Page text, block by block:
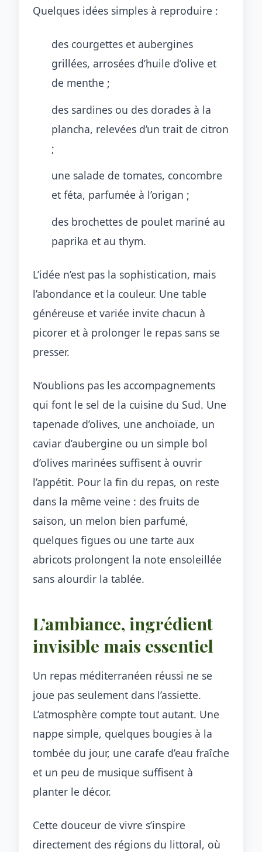
Quelques idées simples à reproduire :
des courgettes et aubergines
grillées, arrosées d’huile d’olive et
de menthe ;
des sardines ou des dorades à la
plancha, relevées d’un trait de citron
;
une salade de tomates, concombre
et féta, parfumée à l’origan ;
des brochettes de poulet mariné au
paprika et au thym.
L’idée n’est pas la sophistication, mais
l’abondance et la couleur. Une table
généreuse et variée invite chacun à
picorer et à prolonger le repas sans se
presser.
N’oublions pas les accompagnements
qui font le sel de la cuisine du Sud. Une
tapenade d’olives, une anchoïade, un
caviar d’aubergine ou un simple bol
d’olives marinées suffisent à ouvrir
l’appétit. Pour la fin du repas, on reste
dans la même veine : des fruits de
saison, un melon bien parfumé,
quelques figues ou une tarte aux
abricots prolongent la note ensoleillée
sans alourdir la tablée.
L’ambiance, ingrédient
invisible mais essentiel
Un repas méditerranéen réussi ne se
joue pas seulement dans l’assiette.
L’atmosphère compte tout autant. Une
nappe simple, quelques bougies à la
tombée du jour, une carafe d’eau fraîche
et un peu de musique suffisent à
planter le décor.
Cette douceur de vivre s’inspire
directement des régions du littoral, où